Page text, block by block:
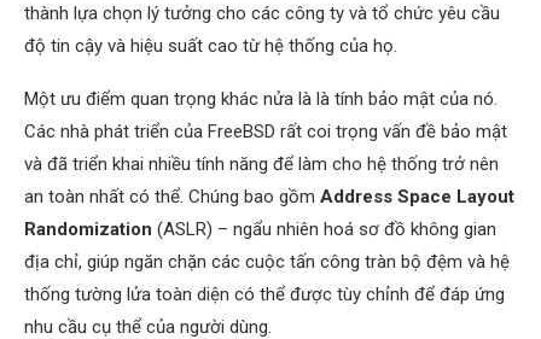
thành lựa chọn lý tưởng cho các công ty và tổ chức yêu cầu
độ tin cậy và hiệu suất cao từ hệ thống của họ.
Một ưu điểm quan trọng khác nửa là là tính bảo mật của nó.
Các nhà phát triển của FreeBSD rất coi trọng vấn đề bảo mật
và đã triển khai nhiều tính năng để làm cho hệ thống trở nên
an toàn nhất có thể. Chúng bao gồm Address Space Layout
Randomization (ASLR) – ngẩu nhiên hoá sơ đồ không gian
địa chỉ, giúp ngăn chặn các cuộc tấn công tràn bộ đệm và hệ
thống tường lửa toàn diện có thể được tùy chỉnh để đáp ứng
nhu cầu cụ thể của người dùng.